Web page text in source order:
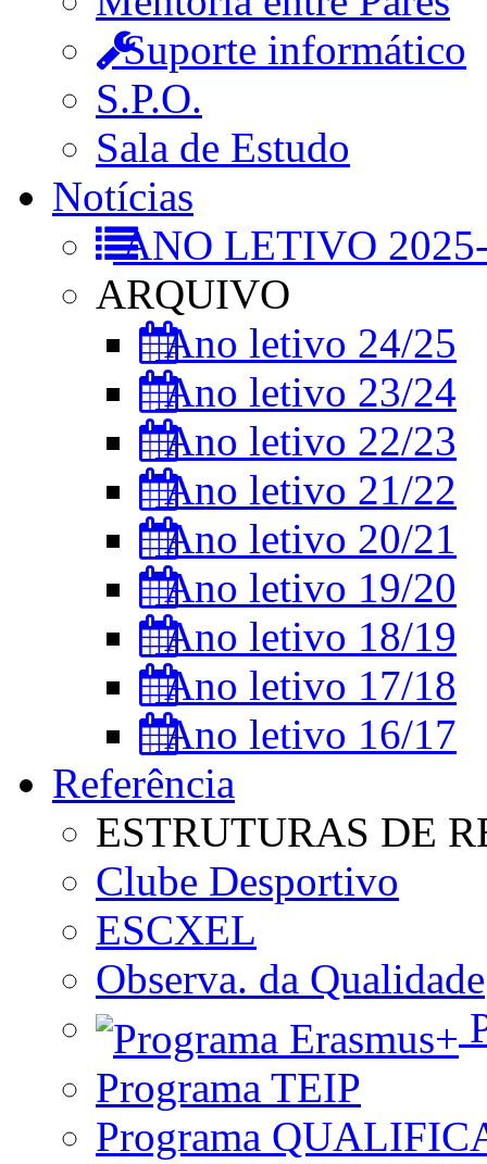
Suporte informático
S.P.O.
Sala de Estudo
Notícias
ANO LETIVO
ARQUIVO
Ano letivo 24/25
Ano letivo 23/24
Ano letivo 22/23
Ano letivo 21/22
Ano letivo 20/21
Ano letivo 19/20
Ano letivo 18/19
Ano letivo 17/18
Ano letivo 16/17
Referência
ESTRUTURAS DE
Clube Desportivo
ESCXEL
Observa. da Qualidade
Programa TEIP
Programa